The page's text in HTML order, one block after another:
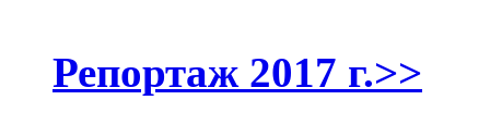
Репортаж 2017 г.>>